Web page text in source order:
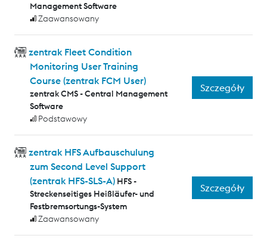
Management Software
Zaawansowany
zentrak Fleet Condition
Monitoring User Training
Course (zentrak FCM User)
zentrak CMS - Central Management
Software
Podstawowy
Szczegóły
zentrak HFS Aufbauschulung
zum Second Level Support
(zentrak HFS-SLS-A) HFS -
Streckenseitiges Heißläufer- und
Festbremsortungs-System
Zaawansowany
Szczegóły